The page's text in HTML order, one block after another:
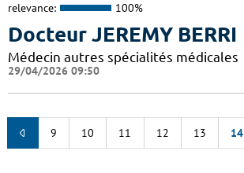
relevance: 100%
Docteur JEREMY BERRI
Médecin autres spécialités médicales
29/04/2026 09:50
9 10 11 12 13 14